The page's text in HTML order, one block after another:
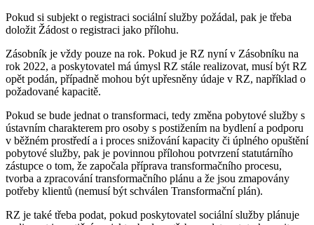
Pokud si subjekt o registraci sociální služby požádal, pak je třeba
doložit Žádost o registraci jako přílohu.
Zásobník je vždy pouze na rok. Pokud je RZ nyní v Zásobníku na
rok 2022, a poskytovatel má úmysl RZ stále realizovat, musí být RZ
opět podán, případně mohou být upřesněny údaje v RZ, například o
požadované kapacitě.
Pokud se bude jednat o transformaci, tedy změna pobytové služby s
ústavním charakterem pro osoby s postižením na bydlení a podporu
v běžném prostředí a i proces snižování kapacity či úplného opuštění
pobytové služby, pak je povinnou přílohou potvrzení statutárního
zástupce o tom, že započala příprava transformačního procesu,
tvorba a zpracování transformačního plánu a že jsou zmapovány
potřeby klientů (nemusí být schválen Transformační plán).
RZ je také třeba podat, pokud poskytovatel sociální služby plánuje